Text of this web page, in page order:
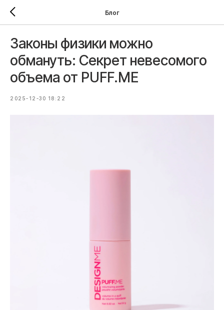
Блог
Законы физики можно
обмануть: Секрет невесомого
объема от PUFF.ME
2025-12-30 18:22